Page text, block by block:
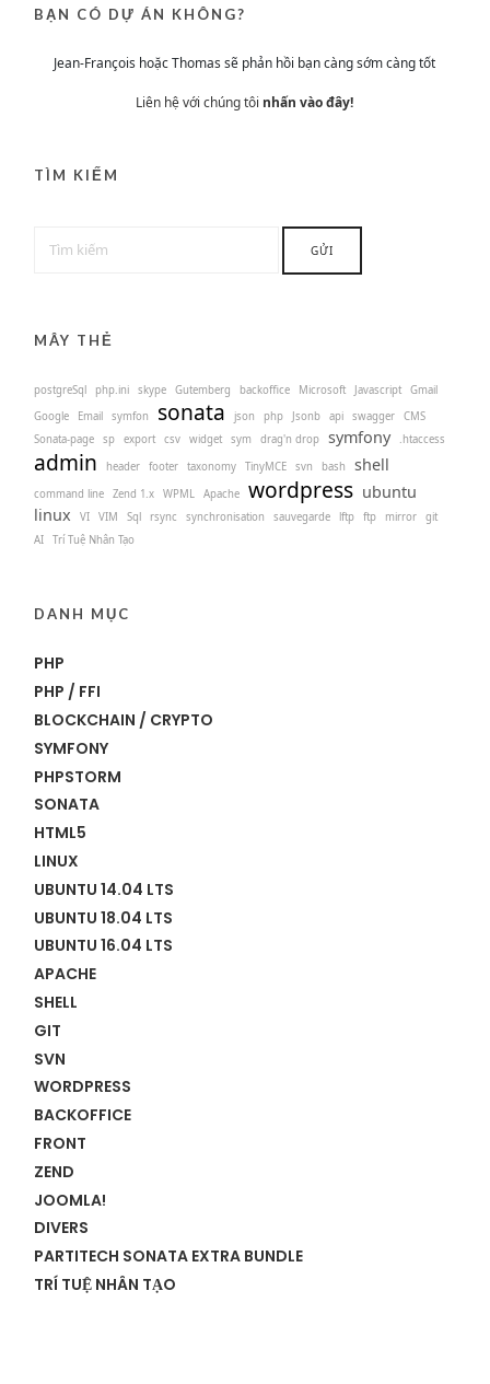
BẠN CÓ DỰ ÁN KHÔNG?
Jean-François hoặc Thomas sẽ phản hồi bạn càng sớm càng tốt
Liên hệ với chúng tôi nhấn vào đây!
TÌM KIẾM
MÂY THẺ
postgreSql php.ini skype Gutemberg backoffice Microsoft Javascript
Gmail
Google
Email symfon sonata json php Jsonb api swagger
CMS
Sonata-page
sp export csv widget sym drag'n drop symfony .htaccess
admin header footer taxonomy TinyMCE svn bash shell
command line Zend 1.x WPML Apache wordpress ubuntu
linux
VI VIM Sql rsync synchronisation sauvegarde lftp ftp mirror
git
AI
Trí Tuệ Nhân Tạo
DANH MỤC
PHP
PHP / FFI
BLOCKCHAIN / CRYPTO
SYMFONY
PHPSTORM
SONATA
HTML5
LINUX
UBUNTU 14.04 LTS
UBUNTU 18.04 LTS
UBUNTU 16.04 LTS
APACHE
SHELL
GIT
SVN
WORDPRESS
BACKOFFICE
FRONT
ZEND
JOOMLA!
DIVERS
PARTITECH SONATA EXTRA BUNDLE
TRÍ TUỆ NHÂN TẠO